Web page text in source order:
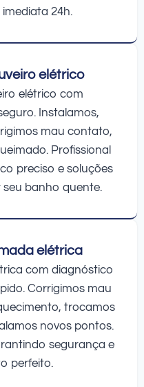
24h.
elétrico
elétrico com
Instalamos,
mau contato,
Profissional
preciso e soluções
banho quente.
elétrica
com diagnóstico
Corrigimos mau
trocamos
novos pontos.
segurança e
perfeito.